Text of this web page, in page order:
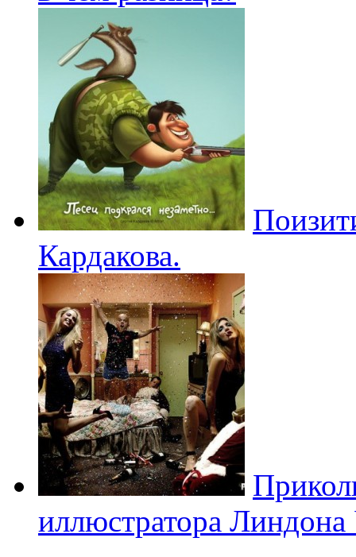
Кардакова.
иллюстратора